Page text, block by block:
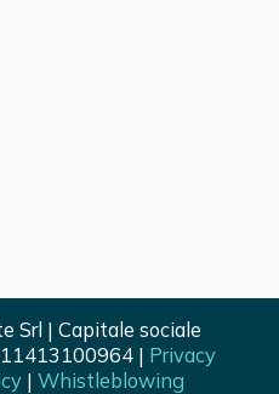
Srl | Capitale sociale
| Privacy
| Whistleblowing